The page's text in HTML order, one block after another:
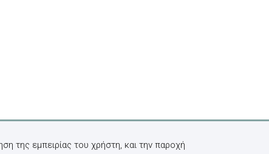
της εμπειρίας του χρήστη, και την παροχή